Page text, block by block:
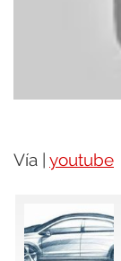
Vía | youtube